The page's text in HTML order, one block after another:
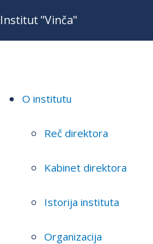
Institut "Vinča"
O institutu
Reč direktora
Kabinet direktora
Istorija instituta
Organizacija